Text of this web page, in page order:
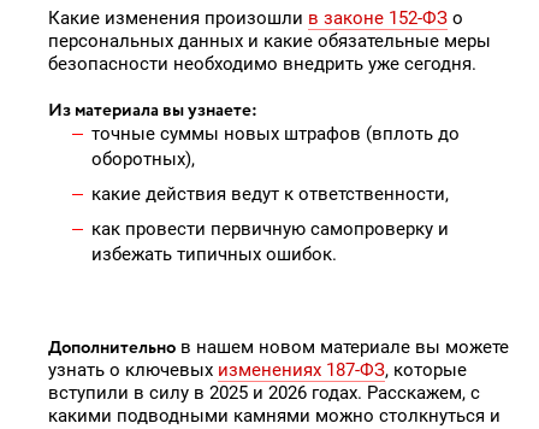
Какие изменения произошли в законе 152-ФЗ о
персональных данных и какие обязательные меры
безопасности необходимо внедрить уже сегодня.
Из материала вы узнаете:
точные суммы новых штрафов (вплоть до
оборотных),
какие действия ведут к ответственности,
как провести первичную самопроверку и
избежать типичных ошибок.
Дополнительно в нашем новом материале вы можете
узнать о ключевых изменениях 187-ФЗ, которые
вступили в силу в 2025 и 2026 годах. Расскажем, с
какими подводными камнями можно столкнуться и